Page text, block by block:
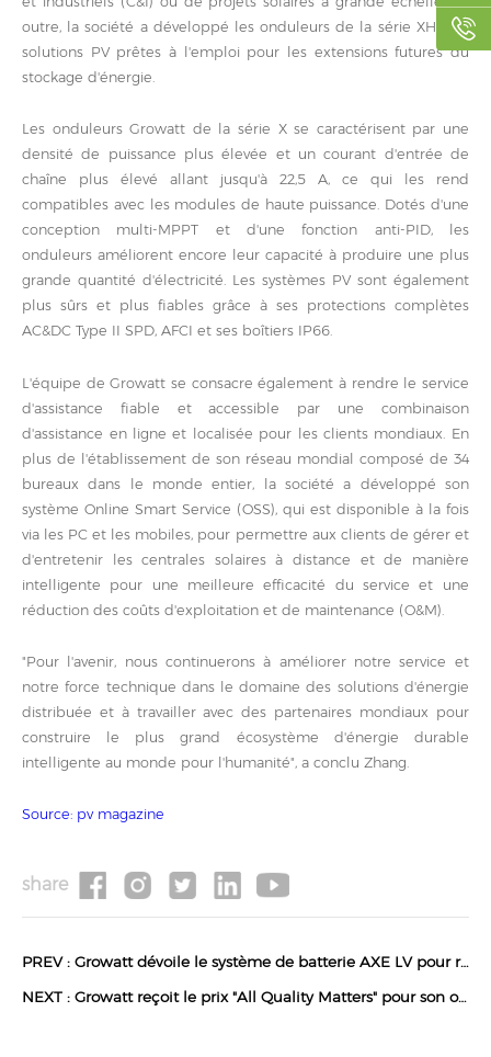
outre, la société a développé les onduleurs de la série XH, des
solutions PV prêtes à l'emploi pour les extensions futures du
stockage d'énergie.
Les onduleurs Growatt de la série X se caractérisent par une
densité de puissance plus élevée et un courant d'entrée de
chaîne plus élevé allant jusqu'à 22,5 A, ce qui les rend
compatibles avec les modules de haute puissance. Dotés d'une
conception multi-MPPT et d'une fonction anti-PID, les
onduleurs améliorent encore leur capacité à produire une plus
grande quantité d'électricité. Les systèmes PV sont également
plus sûrs et plus fiables grâce à ses protections complètes
AC&DC Type II SPD, AFCI et ses boîtiers IP66.
L'équipe de Growatt se consacre également à rendre le service
d'assistance fiable et accessible par une combinaison
d'assistance en ligne et localisée pour les clients mondiaux. En
plus de l'établissement de son réseau mondial composé de 34
bureaux dans le monde entier, la société a développé son
système Online Smart Service (OSS), qui est disponible à la fois
via les PC et les mobiles, pour permettre aux clients de gérer et
d'entretenir les centrales solaires à distance et de manière
intelligente pour une meilleure efficacité du service et une
réduction des coûts d'exploitation et de maintenance (O&M).
"Pour l'avenir, nous continuerons à améliorer notre service et
notre force technique dans le domaine des solutions d'énergie
distribuée et à travailler avec des partenaires mondiaux pour
construire le plus grand écosystème d'énergie durable
intelligente au monde pour l'humanité", a conclu Zhang.
Source: pv magazine
share
PREV :Growatt dévoile le système de batterie AXE LV pour renforcer le stockage de l'énergie solaire hors r
NEXT :Growatt reçoit le prix "All Quality Matters" pour son onduleur C&I à haute puissance.